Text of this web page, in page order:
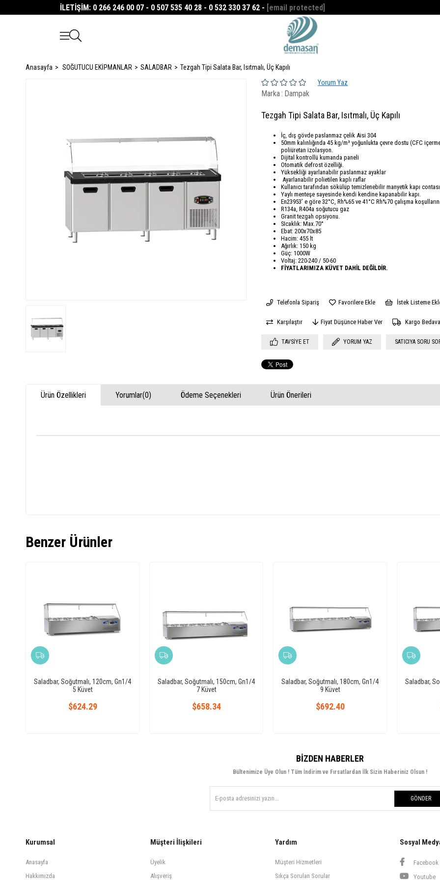
İLETİŞİM: 0 266 246 00 07 - 0 507 535 40 28 - 0 532 330 37 62 - [email protected]
Anasayfa SOĞUTUCU EKİPMANLAR SALADBAR Tezgah Tipi Salata Bar, Isıtmalı, Üç Kapılı
Yorum Yaz
Marka: Dampak
Tezgah Tipi Salata Bar, Isıtmalı, Üç Kapılı
İç, dış gövde paslanmaz çelik Aisi 304
50mm kalınlığında 45 kg/m³ yoğunlukta çevre dostu (CFC
poliüretan izolasyon.
Dijital kontrollü kumanda paneli
Otomatik defrost özelliği.
Yüksekliği ayarlanabilir paslanmaz ayaklar
Ayarlanabilir polietilen kaplı raflar
Kullanıcı tarafından sökülüp temizlenebilir manyetik kapı contası
Yaylı menteşe sayesinde kendi kendine kapanabilir kapı.
En23953’ e göre 32°C, Rh%65 ve 41°C Rh%70 çalışma
R134a, R404a soğutucu gaz
Granit tezgah opsiyonu.
SIcaklık: Max.70°
Ebat: 200x70x85
Hacim: 455 lt
Ağırlık: 150 kg
Güç: 1000W
Voltaj: 220-240 / 50-60
FİYATLARIMIZA KÜVET DAHİL DEĞİLDİR.
Telefonla Sipariş Favorilere Ekle İstek Listeme
Karşılaştır Fiyat Düşünce Haber Ver Kargo Bedava
TAVSIYE ET YORUM YAZ SATICIYA SORU
Ürün Özellikleri Yorumlar(0) Ödeme Seçenekleri Ürün Önerileri
Benzer Ürünler
Saladbar, Soğutmalı, 120cm, Gn1/4
5 Küvet
$624.29
Saladbar, Soğutmalı, 150cm, Gn1/4
7 Küvet
$658.34
Saladbar, Soğutmalı, 180cm, Gn1/4
9 Küvet
$692.40
Saladbar,
BIZDEN HABERLER
Bültenimize Üye Olun ! Tüm İndirim ve Fırsatlardan İlk Sizin Haberiniz Olsun !
GÖNDER
Kurumsal
Anasayfa
Hakkımızda
Müşteri İlişkileri
Üyelik
Alışveriş
Yardım
Müşteri Hizmetleri
Sıkça Sorulan Sorular
Sosyal
Facebook
Youtube